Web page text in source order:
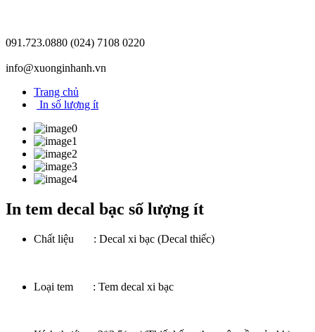
091.723.0880 (024) 7108 0220
info@xuonginhanh.vn
Trang chủ
In số lượng ít
In tem decal bạc số lượng ít
Chất liệu : Decal xi bạc (Decal thiếc)
Loại tem : Tem decal xi bạc